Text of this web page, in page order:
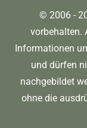
© 2006 -
vorbehalten.
Informationen
und dürfen
nachgebildet
ohne die